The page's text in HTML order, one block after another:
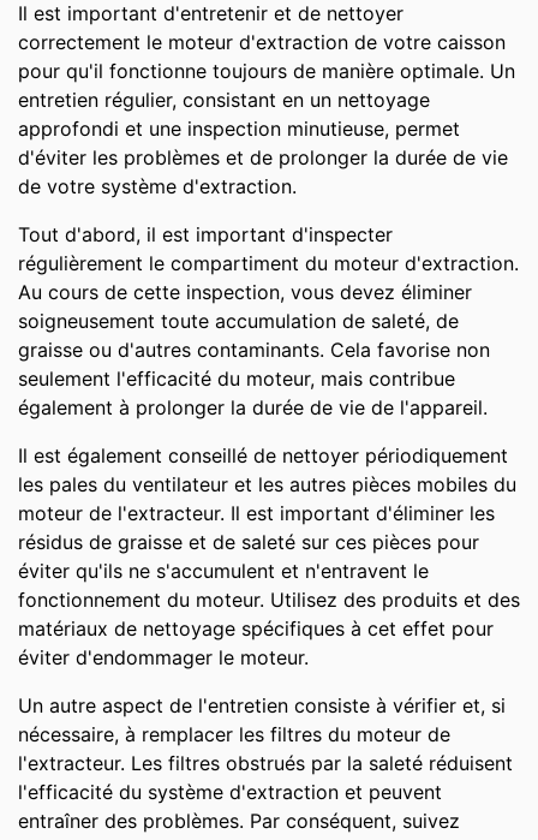
Il est important d'entretenir et de nettoyer
correctement le moteur d'extraction de votre caisson
pour qu'il fonctionne toujours de manière optimale. Un
entretien régulier, consistant en un nettoyage
approfondi et une inspection minutieuse, permet
d'éviter les problèmes et de prolonger la durée de vie
de votre système d'extraction.
Tout d'abord, il est important d'inspecter
régulièrement le compartiment du moteur d'extraction.
Au cours de cette inspection, vous devez éliminer
soigneusement toute accumulation de saleté, de
graisse ou d'autres contaminants. Cela favorise non
seulement l'efficacité du moteur, mais contribue
également à prolonger la durée de vie de l'appareil.
Il est également conseillé de nettoyer périodiquement
les pales du ventilateur et les autres pièces mobiles du
moteur de l'extracteur. Il est important d'éliminer les
résidus de graisse et de saleté sur ces pièces pour
éviter qu'ils ne s'accumulent et n'entravent le
fonctionnement du moteur. Utilisez des produits et des
matériaux de nettoyage spécifiques à cet effet pour
éviter d'endommager le moteur.
Un autre aspect de l'entretien consiste à vérifier et, si
nécessaire, à remplacer les filtres du moteur de
l'extracteur. Les filtres obstrués par la saleté réduisent
l'efficacité du système d'extraction et peuvent
entraîner des problèmes. Par conséquent, suivez